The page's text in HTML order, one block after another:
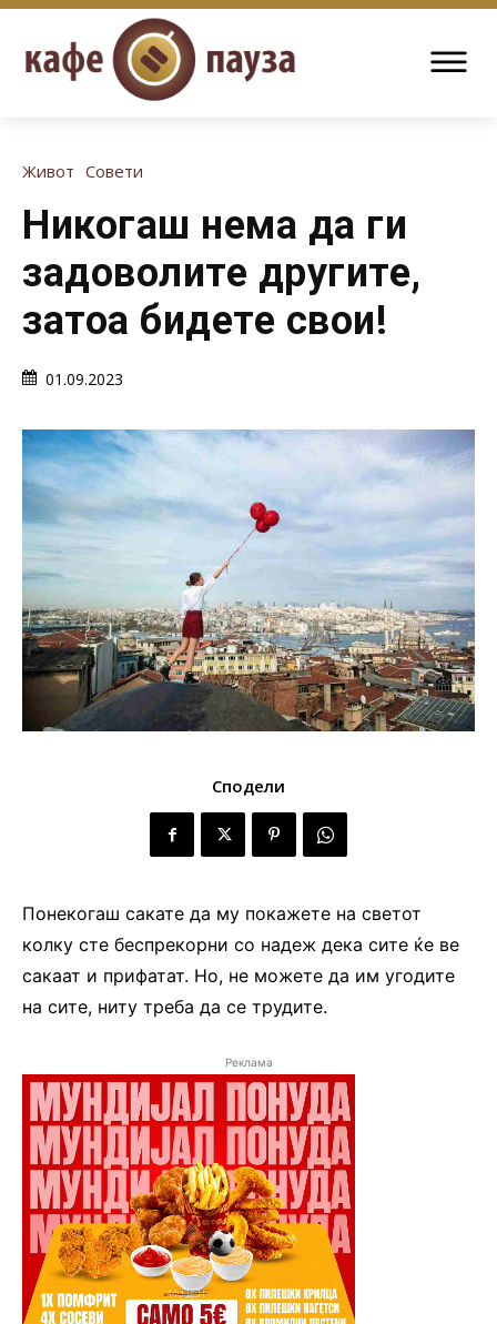
Живот Совети
Никогаш нема да ги
задоволите другите,
затоа бидете свои!
01.09.2023
Сподели
Понекогаш сакате да му покажете на светот
колку сте беспрекорни со надеж дека сите ќе ве
сакаат и прифатат. Но, не можете да им угодите
на сите, ниту треба да се трудите.
Реклама